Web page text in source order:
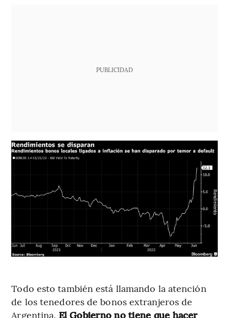
PUBLICIDAD
Todo esto también está llamando la atención
de los tenedores de bonos extranjeros de
Argentina. El Gobierno no tiene que hacer